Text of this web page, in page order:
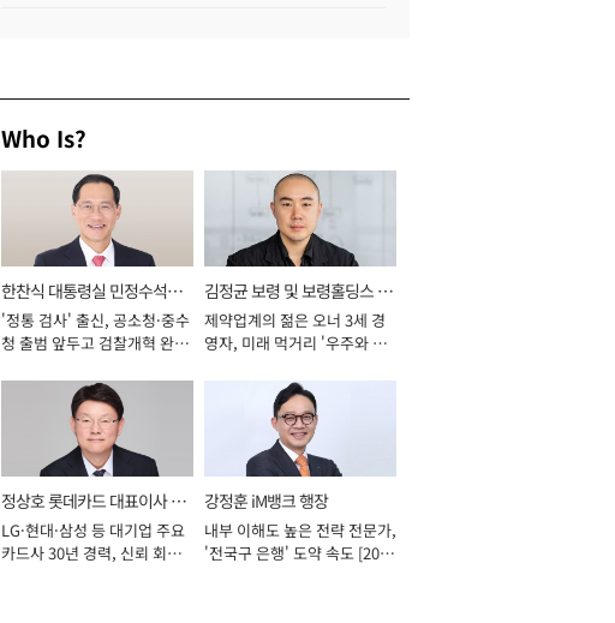
Who Is?
한찬식 대통령실 민정수석비
서관
'정통 검사' 출신, 공소청·중수
청 출범 앞두고 검찰개혁 완수
김정균 보령 및 보령홀딩스 대
표이사 사장
제약업계의 젊은 오너 3세 경
영자, 미래 먹거리 '우주와 헬
정상호 롯데카드 대표이사 사
장
LG·현대·삼성 등 대기업 주요
카드사 30년 경력, 신뢰 회복
강정훈 iM뱅크 행장
내부 이해도 높은 전략 전문가,
'전국구 은행' 도약 속도 [2026